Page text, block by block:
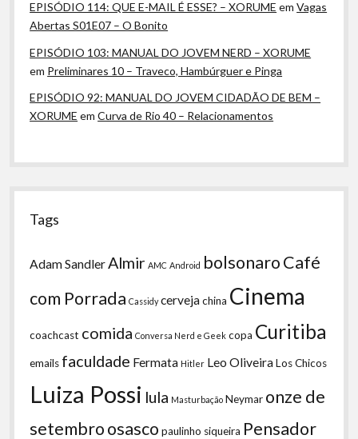
EPISÓDIO 114: QUE E-MAIL É ESSE? – XORUME emVagas
Abertas S01E07 – O Bonito
EPISÓDIO 103: MANUAL DO JOVEM NERD – XORUME
em Preliminares 10 – Traveco, Hambúrguer e Pinga
EPISÓDIO 92: MANUAL DO JOVEM CIDADÃO DE BEM –
XORUME emCurva de Rio 40 – Relacionamentos
Tags
Adam Sandler Almir AMC Android bolsonaroCafé
com Porrada Cassidy cervejachina Cinema
coachcast comida Conversa Nerd e Geek copa Curitiba
emails faculdade Fermata Hitler Leo OliveiraLos Chicos
Luiza Possi lula Masturbação Neymar onze de
setembroosasco paulinho siqueira Pensador